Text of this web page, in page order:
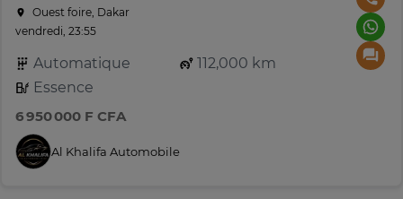
Ouest foire, Dakar
vendredi, 23:55
Automatique
112,000 km
Essence
6 950 000 F CFA
Al Khalifa Automobile